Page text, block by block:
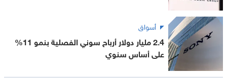
أسواق
2.4 مليار دولار أرباح سوني الفصلية بنمو 11%
على أساس سنوي